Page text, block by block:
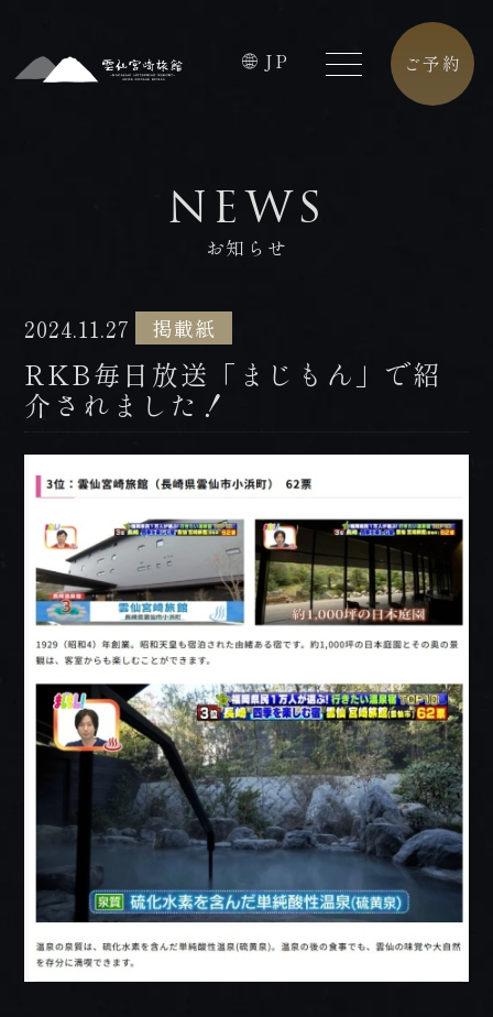
JP ご予約
ROOMS
客室
PREMIUM
FLOOR
プレミアムフロア
HOT SPRING
温泉
DISHES
お料理
館内施設
CAFE
アクセス
お問合せ
BOOK NOW
ご予約
ONLINE
SHOP
オンラインショップ
tel.0957-73-3331
【お問合せ受付時間】
月～金 9:00～18:00 / 土・日・祝 10:00～18:00
〒854-0621 長崎県雲仙市小浜町雲仙320番地
FAX 0957-73-2313
NEWS
お知らせ
2024.11.27 掲載紙
RKB毎日放送「まじもん」で紹
介されました！